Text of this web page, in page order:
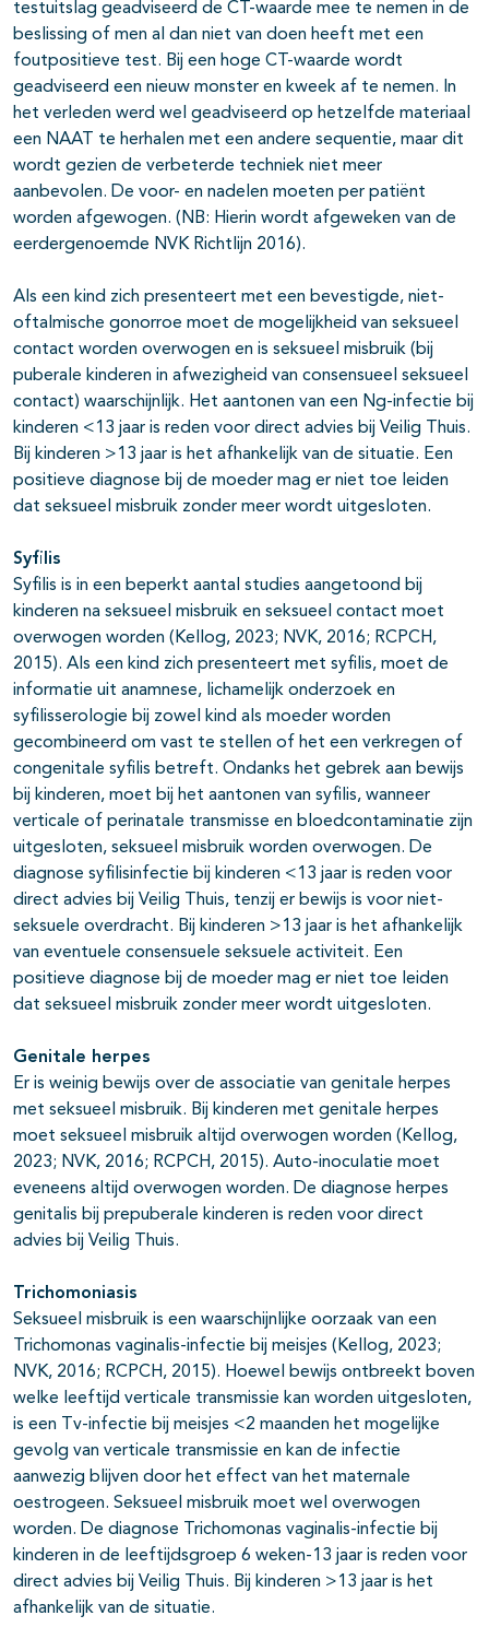
testuitslag geadviseerd de CT-waarde mee te nemen in de
beslissing of men al dan niet van doen heeft met een
foutpositieve test. Bij een hoge CT-waarde wordt
geadviseerd een nieuw monster en kweek af te nemen. In
het verleden werd wel geadviseerd op hetzelfde materiaal
een NAAT te herhalen met een andere sequentie, maar dit
wordt gezien de verbeterde techniek niet meer
aanbevolen. De voor- en nadelen moeten per patiënt
worden afgewogen. (NB: Hierin wordt afgeweken van de
eerdergenoemde NVK Richtlijn 2016).
Als een kind zich presenteert met een bevestigde, niet-
oftalmische gonorroe moet de mogelijkheid van seksueel
contact worden overwogen en is seksueel misbruik (bij
puberale kinderen in afwezigheid van consensueel seksueel
contact) waarschijnlijk. Het aantonen van een Ng-infectie bij
kinderen <13 jaar is reden voor direct advies bij Veilig Thuis.
Bij kinderen >13 jaar is het afhankelijk van de situatie. Een
positieve diagnose bij de moeder mag er niet toe leiden
dat seksueel misbruik zonder meer wordt uitgesloten.
Syfilis
Syfilis is in een beperkt aantal studies aangetoond bij
kinderen na seksueel misbruik en seksueel contact moet
overwogen worden (Kellog, 2023; NVK, 2016; RCPCH,
2015). Als een kind zich presenteert met syfilis, moet de
informatie uit anamnese, lichamelijk onderzoek en
syfilisserologie bij zowel kind als moeder worden
gecombineerd om vast te stellen of het een verkregen of
congenitale syfilis betreft. Ondanks het gebrek aan bewijs
bij kinderen, moet bij het aantonen van syfilis, wanneer
verticale of perinatale transmisse en bloedcontaminatie zijn
uitgesloten, seksueel misbruik worden overwogen. De
diagnose syfilisinfectie bij kinderen <13 jaar is reden voor
direct advies bij Veilig Thuis, tenzij er bewijs is voor niet-
seksuele overdracht. Bij kinderen >13 jaar is het afhankelijk
van eventuele consensuele seksuele activiteit. Een
positieve diagnose bij de moeder mag er niet toe leiden
dat seksueel misbruik zonder meer wordt uitgesloten.
Genitale herpes
Er is weinig bewijs over de associatie van genitale herpes
met seksueel misbruik. Bij kinderen met genitale herpes
moet seksueel misbruik altijd overwogen worden (Kellog,
2023; NVK, 2016; RCPCH, 2015). Auto-inoculatie moet
eveneens altijd overwogen worden. De diagnose herpes
genitalis bij prepuberale kinderen is reden voor direct
advies bij Veilig Thuis.
Trichomoniasis
Seksueel misbruik is een waarschijnlijke oorzaak van een
Trichomonas vaginalis-infectie bij meisjes (Kellog, 2023;
NVK, 2016; RCPCH, 2015). Hoewel bewijs ontbreekt boven
welke leeftijd verticale transmissie kan worden uitgesloten,
is een Tv-infectie bij meisjes <2 maanden het mogelijke
gevolg van verticale transmissie en kan de infectie
aanwezig blijven door het effect van het maternale
oestrogeen. Seksueel misbruik moet wel overwogen
worden. De diagnose Trichomonas vaginalis-infectie bij
kinderen in de leeftijdsgroep 6 weken-13 jaar is reden voor
direct advies bij Veilig Thuis. Bij kinderen >13 jaar is het
afhankelijk van de situatie.